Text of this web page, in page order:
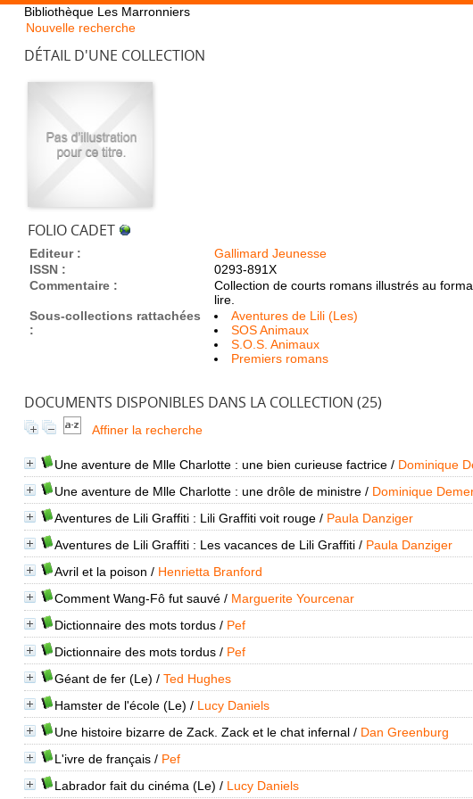
Bibliothèque Les Marronniers
Nouvelle recherche
DÉTAIL D'UNE COLLECTION
FOLIO CADET
Editeur :
Gallimard Jeunesse
ISSN :
0293-891X
Commentaire :
Collection de courts romans illustrés au
lire.
Sous-collections rattachées
:
Aventures de Lili (Les)
SOS Animaux
S.O.S. Animaux
Premiers romans
DOCUMENTS DISPONIBLES DANS LA COLLECTION (25)
Affiner la recherche
Une aventure de Mlle Charlotte : une bien curieuse factrice/ Dominique
Une aventure de Mlle Charlotte : une drôle de ministre/ Dominique
Aventures de Lili Graffiti : Lili Graffiti voit rouge/ Paula Danziger
Aventures de Lili Graffiti : Les vacances de Lili Graffiti/ Paula Danziger
Avril et la poison / Henrietta Branford
Comment Wang-Fô fut sauvé/ Marguerite Yourcenar
Dictionnaire des mots tordus/ Pef
Dictionnaire des mots tordus/ Pef
Géant de fer (Le) / Ted Hughes
Hamster de l'école (Le) / Lucy Daniels
Une histoire bizarre de Zack. Zack et le chat infernal/ Dan Greenburg
L'ivre de français/ Pef
Labrador fait du cinéma (Le) / Lucy Daniels